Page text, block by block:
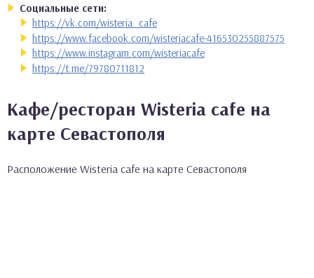
Социальные сети:
https://vk.com/wisteria_cafe
https://www.facebook.com/wisteriacafe-416530255887575
https://www.instagram.com/wisteriacafe
https://t.me/79780711812
Кафе/ресторан Wisteria cafe на
карте Севастополя
Расположение Wisteria cafe на карте Севастополя